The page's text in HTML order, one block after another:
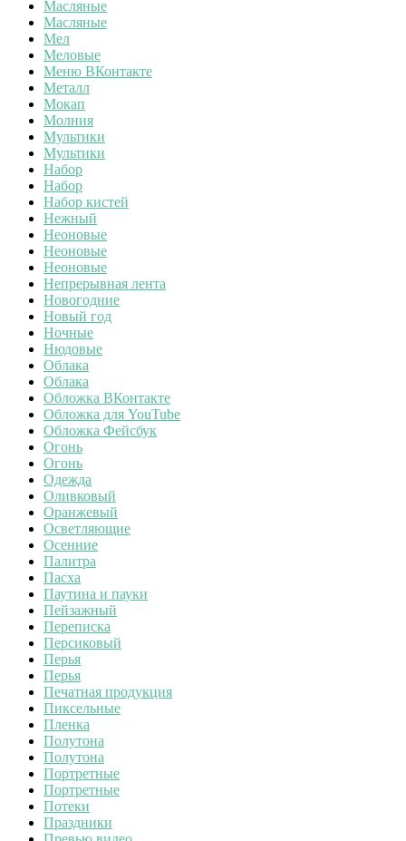
Масляные
Масляные
Мел
Меловые
Меню ВКонтакте
Металл
Мокап
Молния
Мультики
Мультики
Набор
Набор
Набор кистей
Нежный
Неоновые
Неоновые
Неоновые
Непрерывная лента
Новогодние
Новый год
Ночные
Нюдовые
Облака
Облака
Обложка ВКонтакте
Обложка для YouTube
Обложка Фейсбук
Огонь
Огонь
Одежда
Оливковый
Оранжевый
Осветляющие
Осенние
Палитра
Пасха
Паутина и пауки
Пейзажный
Переписка
Персиковый
Перья
Перья
Печатная продукция
Пиксельные
Пленка
Полутона
Полутона
Портретные
Портретные
Потеки
Праздники